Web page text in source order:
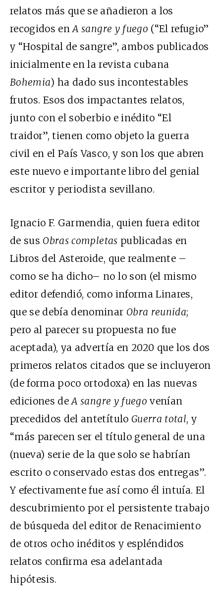
relatos más que se añadieron a los
recogidos enA sangre y fuego (“El refugio”
y “Hospital de sangre”, ambos publicados
inicialmente en la revista cubana
Bohemia) ha dado sus incontestables
frutos. Esos dos impactantes relatos,
junto con el soberbio e inédito “El
traidor”, tienen como objeto la guerra
civil en el País Vasco, y son los que abren
este nuevo e importante libro del genial
escritor y periodista sevillano.
Ignacio F. Garmendia, quien fuera editor
de sus Obras completas publicadas en
Libros del Asteroide, que realmente –
como se ha dicho– no lo son (el mismo
editor defendió, como informa Linares,
que se debía denominar Obra reunida;
pero al parecer su propuesta no fue
aceptada), ya advertía en 2020 que los dos
primeros relatos citados que se incluyeron
(de forma poco ortodoxa) en las nuevas
ediciones deA sangre y fuego venían
precedidos del antetítulo Guerra total, y
“más parecen ser el título general de una
(nueva) serie de la que solo se habrían
escrito o conservado estas dos entregas”.
Y efectivamente fue así como él intuía. El
descubrimiento por el persistente trabajo
de búsqueda del editor de Renacimiento
de otros ocho inéditos y espléndidos
relatos confirma esa adelantada
hipótesis.